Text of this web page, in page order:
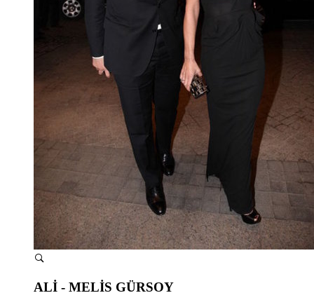
ALİ - MELİS GÜRSOY